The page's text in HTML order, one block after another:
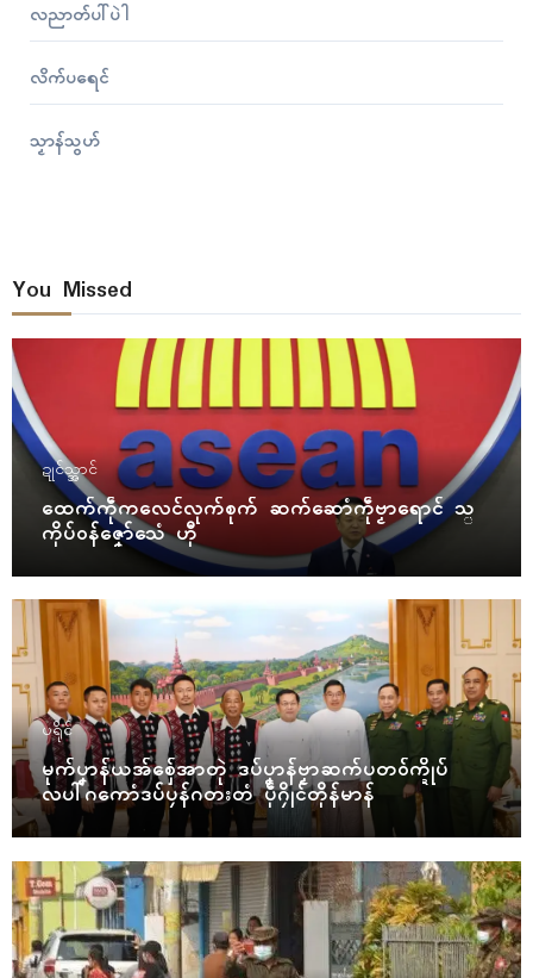
လညာတ်ပါ်ပဲါ
လိက်ပရေၚ်
သၟာန်သွဟ်
You Missed
ဍုၚ်သ္အာၚ်
ထေက်ကဵုကလေၚ်လုက်စုက် ဆက်ဆောံကဵုဗၟာရောၚ် သ္
ကိုပ်ဝန်ဇၞော်သေံ ဟီု
ပရိုၚ်
မုက်ပၞာန်ယအ်စှ်ေအာတုဲ ဒပ်ပၞာန်ဗၟာဆက်ပတဝ်က္ဍိုပ်
လပါ်ဂကောံဒပ်ပၠန်ဂတးတံ ပဵုဂၠိုၚ်တိုန်မာန်